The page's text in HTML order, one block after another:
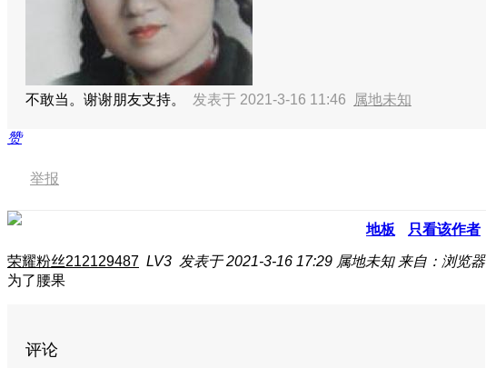
不敢当。谢谢朋友支持。 发表于 2021-3-16 11:46 属地未知
赞
举报
地板 只看该作者
荣耀粉丝212129487 LV3 发表于 2021-3-16 17:29 属地未知 来自：浏览器
为了腰果
评论